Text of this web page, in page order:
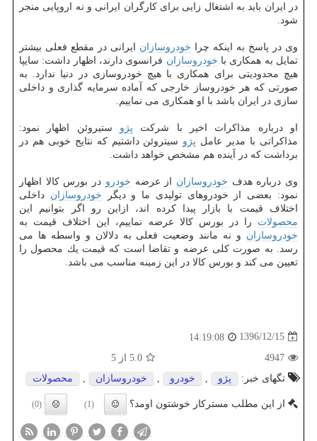
در ایران باید به اشتغال زایی برای كارگران ایرانی و نه اروپایی منجر
شود.
وی در پاسخ به اینكه چرا خودروسازان ایرانی در مقطع فعلی بیشتر
تمایل به همكاری با خودروسازان فرانسوی دارند، اظهار داشت: سایپا
هیچ محدودیتی برای همكاری با هیچ خودروسازی در دنیا ندارد. به
صورتی كه هر خودروساز خارجی كه آماده سرمایه گذاری و داخلی
سازی در ایران باشد با او همكاری می نماییم.
او درباره مذاكرات اخیر با شركت پژو ستیروئن اظهار نمود:
مذاكراتی با مدیر عامل پژو سیتروئن داشتیم كه نتایج خوبی هم در
برداشت كه در آینده هم مشخص خواهد داشت.
وی درباره هدف خودروسازان از عرضه خودرو در بورس كالا اظهار
نمود: بعضی از خودروهای تولیدی ما و دیگر خودروسازان داخلی
اختلاف قیمت با بازار پیدا كرده اند، ازاین رو اگر بتوانیم این
محصولات را در بورس كالا عرضه نماییم، این اختلاف قیمت به
خودروسازان و نه مانند وضعیت فعلی به دلالان و واسطه ها می
رسد. به صورت كلی عرضه و تقاضا است كه قیمت یك محصول را
تعیین می كند و بورس كالا در این زمینه مناسب می باشد.
1396/12/15
14:19:08
4947
5.0 از 5
تگهای خبر:
پژو خودرو خودروسازان محصولات
از این مطلب مسترکار خوشتون اومد؟ (1)
(0)